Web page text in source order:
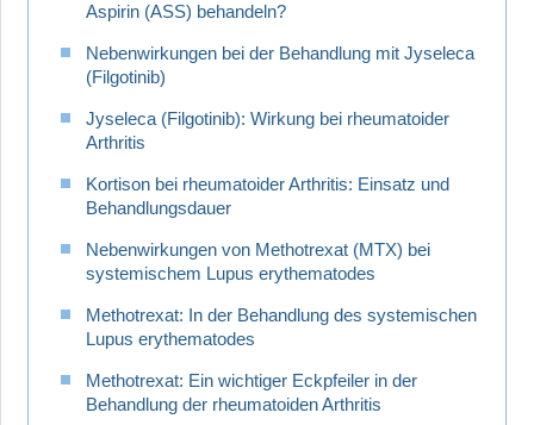
Aspirin (ASS) behandeln?
Nebenwirkungen bei der Behandlung mit Jyseleca
(Filgotinib)
Jyseleca (Filgotinib): Wirkung bei rheumatoider
Arthritis
Kortison bei rheumatoider Arthritis: Einsatz und
Behandlungsdauer
Nebenwirkungen von Methotrexat (MTX) bei
systemischem Lupus erythematodes
Methotrexat: In der Behandlung des systemischen
Lupus erythematodes
Methotrexat: Ein wichtiger Eckpfeiler in der
Behandlung der rheumatoiden Arthritis